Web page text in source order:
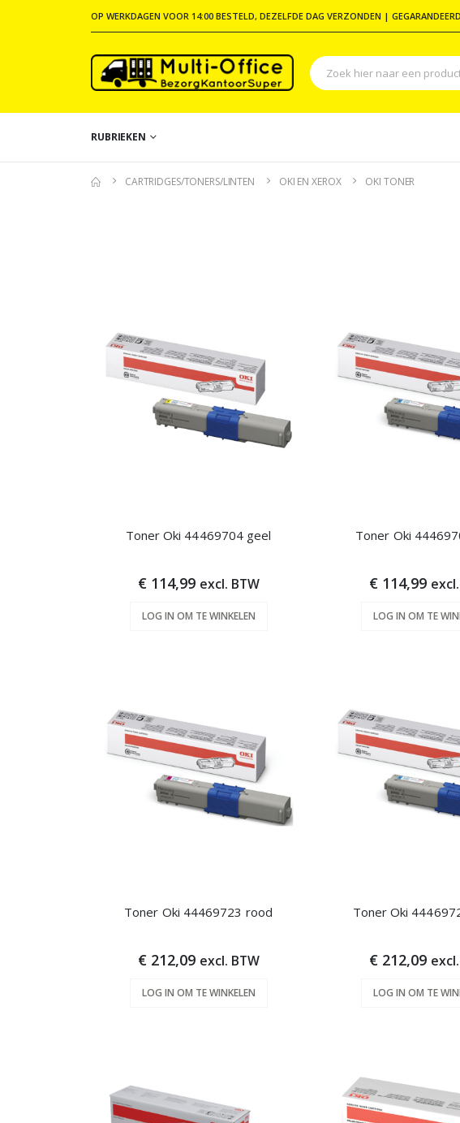
OP WERKDAGEN VOOR 14:00 BESTELD, DEZELFDE DAG VERZONDEN |
RUBRIEKEN
CARTRIDGES/TONERS/LINTEN OKI EN XEROX OKI TONER
Toner Oki 44469704 geel
€ 114,99 excl. BTW
LOG IN OM TE WINKELEN
Toner Oki
€ 114,99
LOG IN OM TE
Toner Oki 44469723 rood
€ 212,09 excl. BTW
LOG IN OM TE WINKELEN
Toner Oki
€ 212,09
LOG IN OM TE